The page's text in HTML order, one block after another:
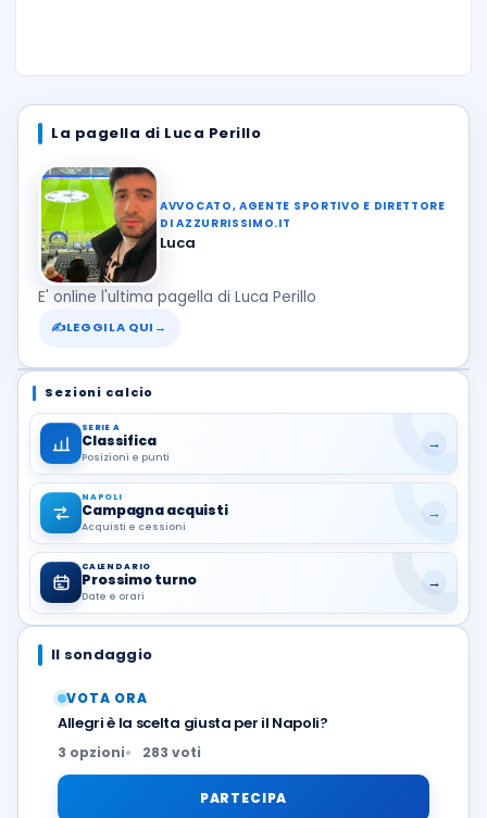
La pagella di Luca Perillo
AVVOCATO, AGENTE SPORTIVO E DIRETTORE
DI AZZURRISSIMO.IT
Luca
E' online l'ultima pagella di Luca Perillo
✍LEGGILA QUI →
Sezioni calcio
SERIE A
Classifica
Posizioni e punti
→
NAPOLI
Campagna acquisti
Acquisti e cessioni
→
CALENDARIO
Prossimo turno
Date e orari
→
Il sondaggio
VOTA ORA
Allegri è la scelta giusta per il Napoli?
3 opzioni 283 voti
PARTECIPA